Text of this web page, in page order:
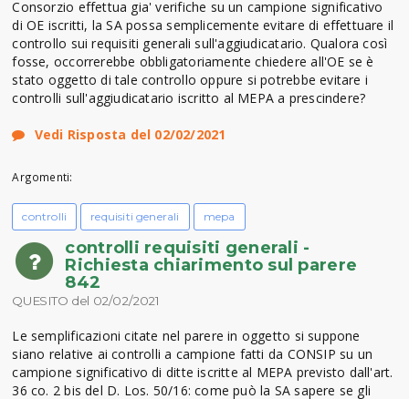
Consorzio effettua gia' verifiche su un campione significativo
di OE iscritti, la SA possa semplicemente evitare di effettuare il
controllo sui requisiti generali sull'aggiudicatario. Qualora così
fosse, occorrerebbe obbligatoriamente chiedere all'OE se è
stato oggetto di tale controllo oppure si potrebbe evitare i
controlli sull'aggiudicatario iscritto al MEPA a prescindere?
Vedi Risposta del 02/02/2021
Argomenti:
controlli requisiti generali mepa
controlli requisiti generali -
Richiesta chiarimento sul parere
842
QUESITO del 02/02/2021
Le semplificazioni citate nel parere in oggetto si suppone
siano relative ai controlli a campione fatti da CONSIP su un
campione significativo di ditte iscritte al MEPA previsto dall'art.
36 co. 2 bis del D. Los. 50/16: come può la SA sapere se gli